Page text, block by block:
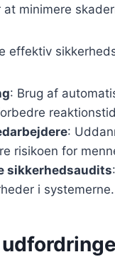
minimere
effektiv
: Brug af
:
risikoen for
sikkerhedsaudits
i systemerne.